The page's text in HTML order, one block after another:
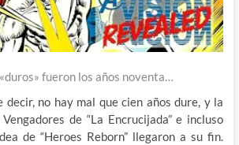
fueron los años noventa…
decir, no hay mal que cien años dure, y la
de “La Encrucijada” e incluso
de “Heroes Reborn” llegaron a su fin.